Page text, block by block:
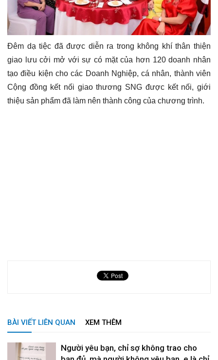
Đêm dạ tiệc đã được diễn ra trong không khí thân thiện
giao lưu cởi mở với sự có mặt của hơn 120 doanh nhân
tạo điều kiện cho các Doanh Nghiệp, cá nhân, thành viên
Cộng đồng kết nối giao thương SNG được kết nối, giới
thiệu sản phẩm đã làm nên thành công của chương trình.
BÀI VIẾT LIÊN QUAN XEM THÊM
Người yêu bạn, chỉ sợ không trao cho